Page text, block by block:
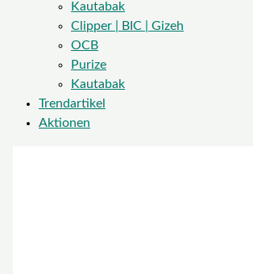
Kautabak
Clipper | BIC | Gizeh
OCB
Purize
Kautabak
Trendartikel
Aktionen